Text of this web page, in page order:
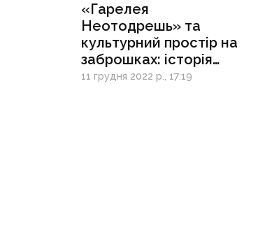
«Гарелея
Неотодрешь» та
культурний простір на
заброшках: історія
митця з Лисичанська
11 грудня 2022 р., 17:19